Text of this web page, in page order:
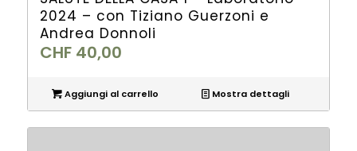
2024 – con Tiziano Guerzoni e
Andrea Donnoli
CHF40,00
Aggiungi al carrello Mostra dettagli